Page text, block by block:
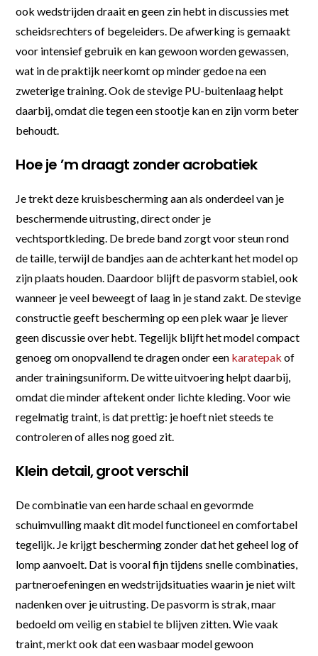
ook wedstrijden draait en geen zin hebt in discussies met
scheidsrechters of begeleiders. De afwerking is gemaakt
voor intensief gebruik en kan gewoon worden gewassen,
wat in de praktijk neerkomt op minder gedoe na een
zweterige training. Ook de stevige PU-buitenlaag helpt
daarbij, omdat die tegen een stootje kan en zijn vorm beter
behoudt.
Hoe je ’m draagt zonder acrobatiek
Je trekt deze kruisbescherming aan als onderdeel van je
beschermende uitrusting, direct onder je
vechtsportkleding. De brede band zorgt voor steun rond
de taille, terwijl de bandjes aan de achterkant het model op
zijn plaats houden. Daardoor blijft de pasvorm stabiel, ook
wanneer je veel beweegt of laag in je stand zakt. De stevige
constructie geeft bescherming op een plek waar je liever
geen discussie over hebt. Tegelijk blijft het model compact
genoeg om onopvallend te dragen onder een karatepak of
ander trainingsuniform. De witte uitvoering helpt daarbij,
omdat die minder aftekent onder lichte kleding. Voor wie
regelmatig traint, is dat prettig: je hoeft niet steeds te
controleren of alles nog goed zit.
Klein detail, groot verschil
De combinatie van een harde schaal en gevormde
schuimvulling maakt dit model functioneel en comfortabel
tegelijk. Je krijgt bescherming zonder dat het geheel log of
lomp aanvoelt. Dat is vooral fijn tijdens snelle combinaties,
partneroefeningen en wedstrijdsituaties waarin je niet wilt
nadenken over je uitrusting. De pasvorm is strak, maar
bedoeld om veilig en stabiel te blijven zitten. Wie vaak
traint, merkt ook dat een wasbaar model gewoon